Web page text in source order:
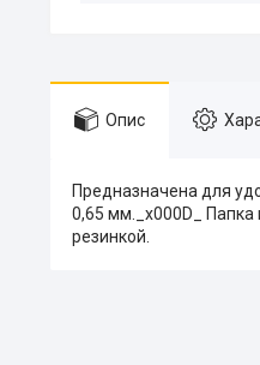
Опис
Предназначена для
0,65 мм._x000D_
резинкой.